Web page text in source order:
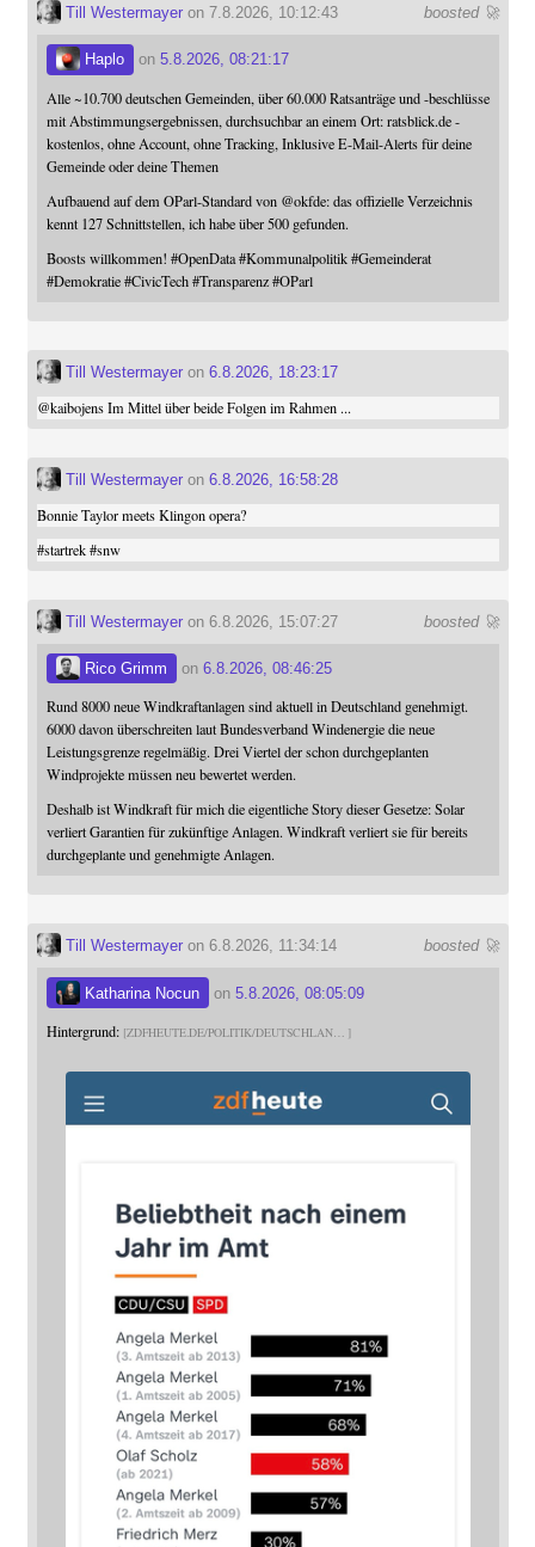
boosted 🚀
Till Westermayeron 7.8.2026, 10:12:43
Haplo on 5.8.2026, 08:21:17
Alle ~10.700 deutschen Gemeinden, über 60.000 Ratsanträge und -beschlüsse
mit Abstimmungsergebnissen, durchsuchbar an einem Ort: ratsblick.de -
kostenlos, ohne Account, ohne Tracking, Inklusive E-Mail-Alerts für deine
Gemeinde oder deine Themen
Aufbauend auf dem OParl-Standard von @okfde: das offizielle Verzeichnis
kennt 127 Schnittstellen, ich habe über 500 gefunden.
Boosts willkommen! #OpenData #Kommunalpolitik #Gemeinderat
#Demokratie #CivicTech #Transparenz #OParl
Till Westermayeron 6.8.2026, 18:23:17
@kaibojensIm Mittel über beide Folgen im Rahmen ...
Till Westermayeron 6.8.2026, 16:58:28
Bonnie Taylor meets Klingon opera?
#startrek #snw
boosted 🚀
Till Westermayeron 6.8.2026, 15:07:27
Rico Grimm on 6.8.2026, 08:46:25
Rund 8000 neue Windkraftanlagen sind aktuell in Deutschland genehmigt.
6000 davon überschreiten laut Bundesverband Windenergie die neue
Leistungsgrenze regelmäßig. Drei Viertel der schon durchgeplanten
Windprojekte müssen neu bewertet werden.
Deshalb ist Windkraft für mich die eigentliche Story dieser Gesetze: Solar
verliert Garantien für zukünftige Anlagen. Windkraft verliert sie für bereits
durchgeplante und genehmigte Anlagen.
boosted 🚀
Till Westermayeron 6.8.2026, 11:34:14
Katharina Nocun on 5.8.2026, 08:05:09
Hintergrund: ZDFHEUTE.DE/POLITIK/DEUTSCHLAN